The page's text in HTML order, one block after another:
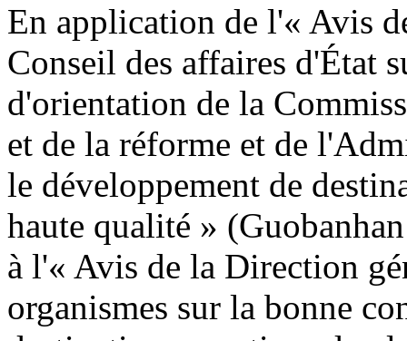
En application de l'« Avis
Conseil des affaires d'État
d'orientation de la
et de la réforme et de
le développement de
haute qualité »
à l'« Avis de la Direction
organismes sur la bonne